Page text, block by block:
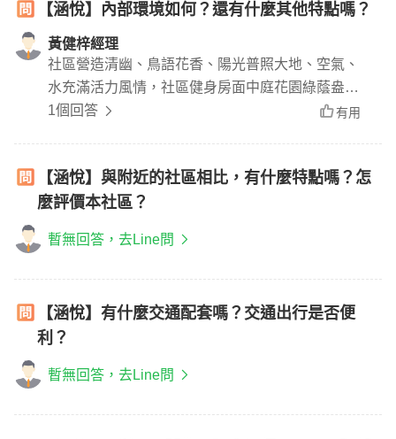
【涵悅】內部環境如何？還有什麼其他特點嗎？
黃健梓經理
社區營造清幽、鳥語花香、陽光普照大地、空氣、
水充滿活力風情，社區健身房面中庭花園綠蔭盎
然，圖書館面中庭落地玻璃形成一道自然生態景
1個回答 有用
【涵悅】與附近的社區相比，有什麼特點嗎？怎
麼評價本社區？
暫無回答，去Line問
【涵悅】有什麼交通配套嗎？交通出行是否便
利？
暫無回答，去Line問